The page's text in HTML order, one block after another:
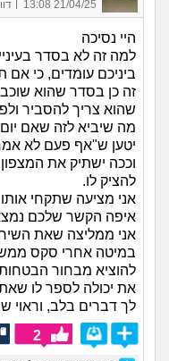
21/04/25 13:08
היי נסיכה
למה זה לא בסדר
ביניכם עומדים, כי
זה כן בסדר שהוא
שהוא צריך להסביר
מה שיביא לזה שאם
יטען ש"אף פעם לא
וככה ישתיק את
להציק לו.
אני מציעה שתקחי
איפה הקשר שלכם
אני ממליצה שאת
במיטה אחרי סקס ממש
להוציא מבחור
את יכולה לספר לו
לך דברים בלב, וראוי
2